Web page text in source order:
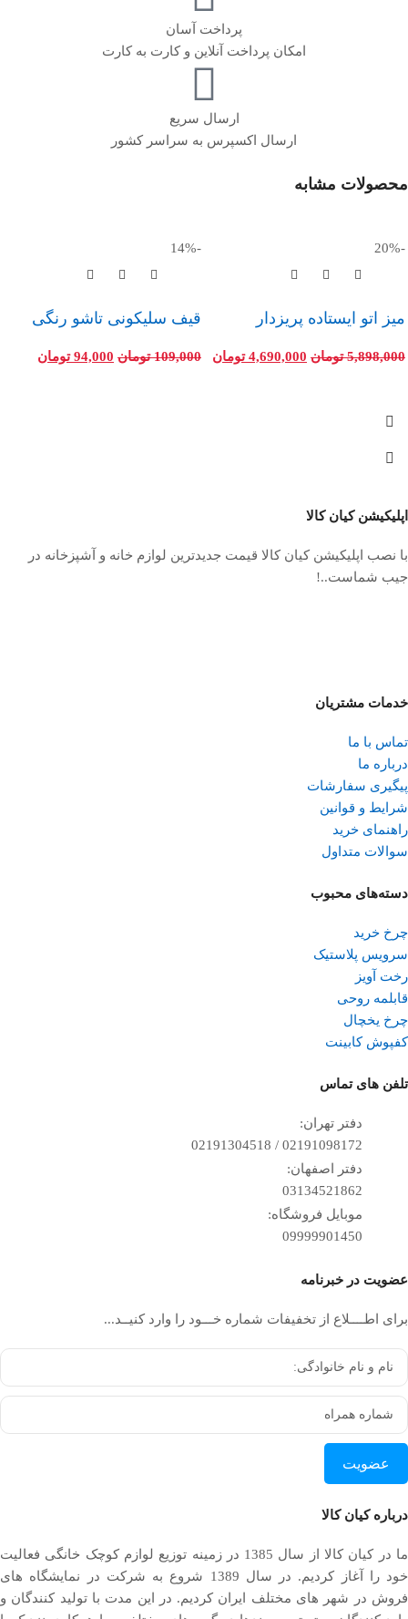
پرداخت آسان
امکان پرداخت آنلاین و کارت به کارت
ارسال سریع
ارسال اکسپرس به سراسر کشور
محصولات مشابه
-20%
میز اتو ایستاده پریزدار
5,898,000 تومان 4,690,000 تومان
-14%
قیف سلیکونی تاشو رنگی
109,000 تومان 94,000 تومان
اپلیکیشن کیان کالا
با نصب اپلیکیشن کیان کالا قیمت جدیدترین لوازم خانه و آشپزخانه در
جیب شماست..!
خدمات مشتریان
تماس با ما
درباره ما
پیگیری سفارشات
شرایط و قوانین
راهنمای خرید
سوالات متداول
دسته‌های محبوب
چرخ خرید
سرویس پلاستیک
رخت آویز
قابلمه روحی
چرخ یخچال
کفپوش کابینت
تلفن ‌های تماس
دفتر تهران:
02191098172 / 02191304518
دفتر اصفهان:
03134521862
موبایل فروشگاه:
09999901450
عضویت در خبرنامه
برای اطــــلاع از تخفیفات شماره خـــود را وارد کنیــد...
عضویت
درباره کیان کالا
ما در کیان کالا از سال 1385 در زمینه توزیع لوازم کوچک خانگی فعالیت
خود را آغاز کردیم. در سال 1389 شروع به شرکت در نمایشگاه های
فروش در شهر های مختلف ایران کردیم. در اين مدت با توليد كنندگان و